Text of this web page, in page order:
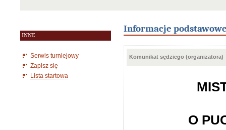
INNE
Serwis turniejowy
Zapisz się
Lista startowa
Informacje
Komunikat sędziego (organizatora)
O